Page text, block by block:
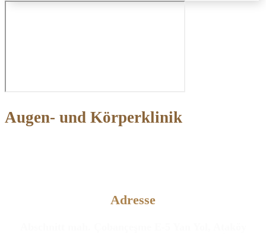
Augen- und Körperklinik
Adresse